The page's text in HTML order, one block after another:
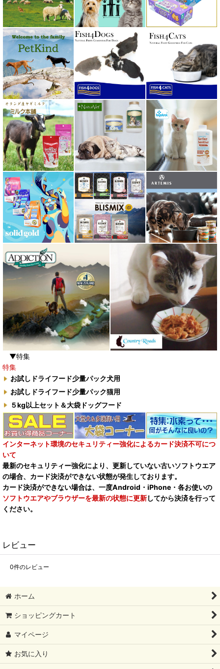
▼特集
特集
お試しドライフード少量パック犬用
お試しドライフード少量パック猫用
５kg以上セット＆大袋ドッグフード
インターネット環境のセキュリティー強化によるカード決済不可につ
いて
最新のセキュリティー強化により、更新していない古いソフトウエア
の場合、カード決済ができない状態が発生しております。
カード決済ができない場合は、一度Android・iPhone・各お使いの
ソフトウエアやブラウザーを最新の状態に更新してから決済を行って
ください。
レビュー
0件のレビュー
ホーム
ショッピングカート
マイページ
お気に入り